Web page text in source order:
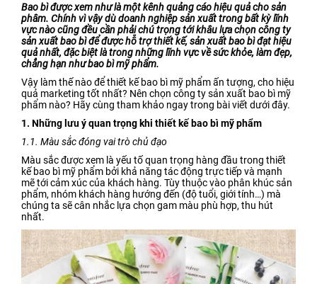
Bao bì được xem như là một kênh quảng cáo hiệu quả cho sản
phâm. Chính vì vậy dù doanh nghiệp sản xuất trong bất kỳ lĩnh
vực nào cũng đều cần phải chú trọng tới khâu lựa chọn công ty
sản xuất bao bì để được hỗ trợ thiết kế, sản xuất bao bì đạt hiệu
quả nhất, đặc biệt là trong những lĩnh vực về sức khỏe, làm đẹp,
chẳng hạn như bao bì mỹ phẩm.
Vậy làm thế nào để thiết kế bao bì mỹ phẩm ấn tượng, cho hiệu
quả marketing tốt nhất? Nên chọn công ty sản xuất bao bì mỹ
phẩm nào? Hãy cùng tham khảo ngay trong bài viết dưới đây.
1. Những lưu ý quan trọng khi thiết kế bao bì mỹ phẩm
1.1. Màu sắc đóng vai trò chủ đạo
Màu sắc được xem là yếu tố quan trọng hàng đầu trong thiết
kế bao bì mỹ phẩm bởi khả năng tác động trực tiếp và mạnh
mẽ tới cảm xúc của khách hàng. Tùy thuộc vào phân khúc sản
phẩm, nhóm khách hàng hướng đến (độ tuổi, giới tính…) mà
chúng ta sẽ cân nhắc lựa chọn gam màu phù hợp, thu hút
nhất.
Túi Màng Đơn PE, HD, PP
Bao Bì Bánh, Kẹo Các Loại
Túi PA, Túi Zipper, Túi
Nhôm
MÀNG BỌC THỰC PHẨM
PVC
MÀNG CO-EX NYLON PE
FILM
TUYỂN DỤNG
TIN TỨC
ĐỐI TÁC
LIÊN HỆ